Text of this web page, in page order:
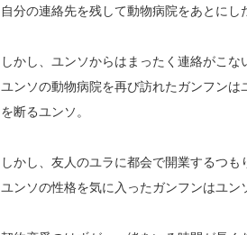
自分の連絡先を残して動物病院をあとにし
しかし、ユンソからはまったく連絡がこな
ユンソの動物病院を再び訪れたガンフン
を断るユンソ。
しかし、友人のユラに都会で開業するつ
ユンソの性格を気に入ったガンフンはユン